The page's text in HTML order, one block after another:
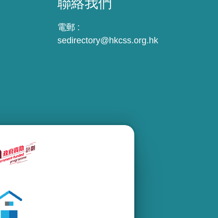
聯絡我們
電郵 :
sedirectory@hkcss.org.hk